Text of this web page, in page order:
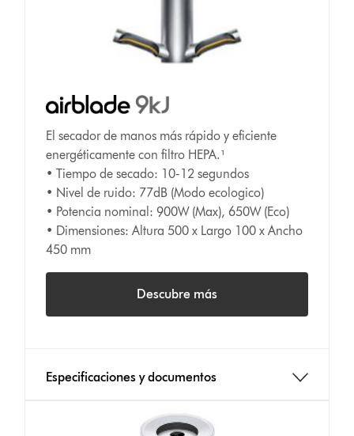
El secador de manos más rápido y eficiente
energéticamente con filtro HEPA.¹
• Tiempo de secado: 10-12 segundos
• Nivel de ruido: 77dB (Modo ecologico)
• Potencia nominal: 900W (Max), 650W (Eco)
• Dimensiones: Altura 500 x Largo 100 x Ancho
450 mm
Descubre más
Especificaciones y documentos